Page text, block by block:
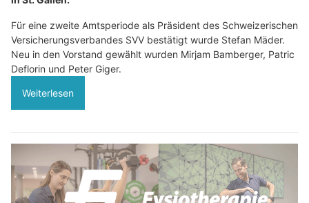
Für eine zweite Amtsperiode als Präsident des Schweizerischen
Versicherungsverbandes SVV bestätigt wurde Stefan Mäder.
Neu in den Vorstand gewählt wurden Mirjam Bamberger, Patric
Deflorin und Peter Giger.
Weiterlesen